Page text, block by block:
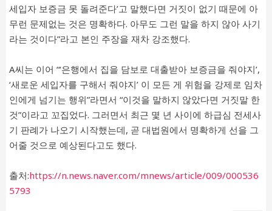
세입자 보증금 못 돌려준다’고 말했다면 거짓이 없기 때문에 아
무런 문제없는 것은 명확하다. 아무도 그런 말을 하지 않아 사기
라는 것이다”라고 본인 주장을 재차 강조했다.
A씨는 이어 “‘은행에서 집을 담보로 대출받아 보증금을 줘야지’,
‘새로운 세입자를 구해서 줘야지’ 이 모든 게 위험을 강제로 임차
인에게 넘기는 행위”라면서 “이것을 말하지 않았다면 거짓말 한
것”이라고 꼬집었다. 그러면서 최근 몇 년 사이에 하급심 전세사
기 판례가 나오기 시작했는데, 곧 대법원에서 명확하게 선을 그
어줄 것으로 예상된다고도 했다.
출처:https://n.news.naver.com/mnews/article/009/000536
5793